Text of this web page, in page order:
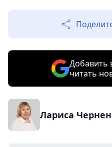
Добавить
читать
Лариса